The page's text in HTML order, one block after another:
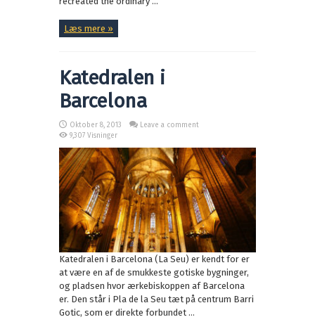
Læs mere »
Katedralen i
Barcelona
Oktober 8, 2013
Leave a comment
9,307 Visninger
Katedralen i Barcelona (La Seu) er kendt for er
at være en af de smukkeste gotiske bygninger,
og pladsen hvor ærkebiskoppen af Barcelona
er. Den står i Pla de la Seu tæt på centrum Barri
Gotic, som er direkte forbundet ...